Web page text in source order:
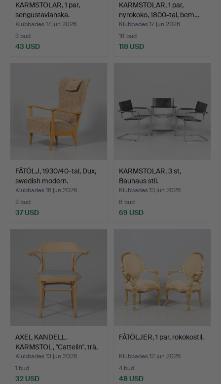
KARMSTOLAR, 1 par,
sengustavianska.
Klubbades 17 jun 2026
3 bud
43 USD
KARMSTOLAR, 1 par,
nyrokoko, 1800-tal, bem…
Klubbades 17 jun 2026
18 bud
118 USD
FÅTÖLJ, 1930/40-tal, Dux,
swedish modern.
Klubbades 16 jun 2026
2 bud
37 USD
KARMSTOLAR, 3 st,
Bauhaus stil.
Klubbades 13 jun 2026
8 bud
69 USD
AXEL KANDELL.
KARMSTOL, "Cattelin", trä,
G…
Klubbades 13 jun 2026
1 bud
32 USD
FÅTÖLJER, 1 par, rokokostil.
Klubbades 12 jun 2026
4 bud
48 USD